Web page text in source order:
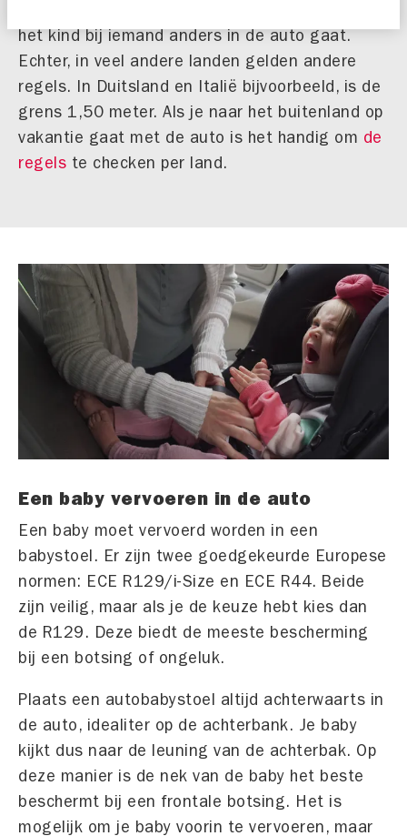
het kind bij iemand anders in de auto gaat.
Echter, in veel andere landen gelden andere
regels. In Duitsland en Italië bijvoorbeeld, is de
grens 1,50 meter. Als je naar het buitenland op
vakantie gaat met de auto is het handig om de
regels te checken per land.
Een baby vervoeren in de auto
Een baby moet vervoerd worden in een
babystoel. Er zijn twee goedgekeurde Europese
normen: ECE R129/i-Size en ECE R44. Beide
zijn veilig, maar als je de keuze hebt kies dan
de R129. Deze biedt de meeste bescherming
bij een botsing of ongeluk.
Plaats een autobabystoel altijd achterwaarts in
de auto, idealiter op de achterbank. Je baby
kijkt dus naar de leuning van de achterbak. Op
deze manier is de nek van de baby het beste
beschermt bij een frontale botsing. Het is
mogelijk om je baby voorin te vervoeren, maar